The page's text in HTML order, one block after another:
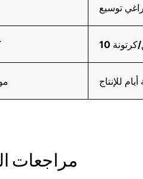
توسيع
كرتونة
للإنتاج
مراجعات